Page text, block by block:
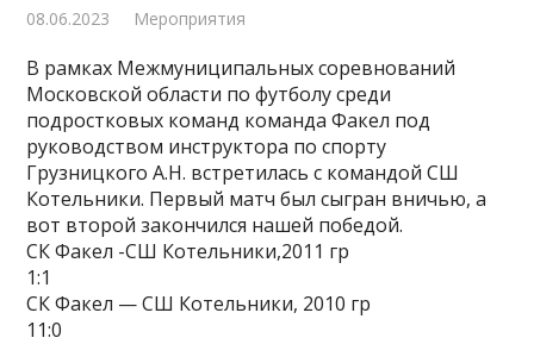
08.06.2023 Мероприятия
В рамках Межмуниципальных соревнований
Московской области по футболу среди
подростковых команд команда Факел под
руководством инструктора по спорту
Грузницкого А.Н. встретилась с командой СШ
Котельники. Первый матч был сыгран вничью, а
вот второй закончился нашей победой.
СК Факел -СШ Котельники,2011 гр
1:1
СК Факел — СШ Котельники, 2010 гр
11:0